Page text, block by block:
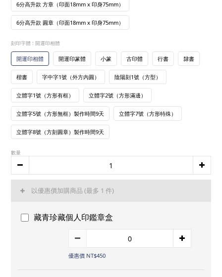
6分高升款 方章（印面18mm x 印身75mm）
6分高升款 圓章（印面18mm x 印身75mm）
刻印字體 : 開運印相體
開運印相體 開運印篆體 小篆 古印體 行書 隸書
楷書 字中字1號（外方內圓） 陰陽刻1號（方型）
立體字1號（方形有框） 立體字2號（方形滿邊）
立體字5號（方形無框）製作時間9天 立體字7號（方形特殊）
立體字8號（方刻圓章）製作時間9天
數量
以優惠價加購商品 (最多 1 件)
藏青珍藏個人印鑑章盒
優惠價 NT$450